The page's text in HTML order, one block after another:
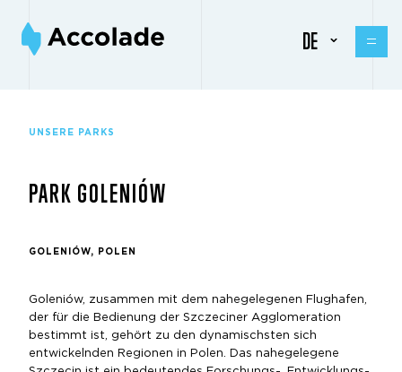
DE
UNSERE PARKS
PARK GOLENIÓW
GOLENIÓW, POLEN
Goleniów, zusammen mit dem nahegelegenen Flughafen,
der für die Bedienung der Szczeciner Agglomeration
bestimmt ist, gehört zu den dynamischsten sich
entwickelnden Regionen in Polen. Das nahegelegene